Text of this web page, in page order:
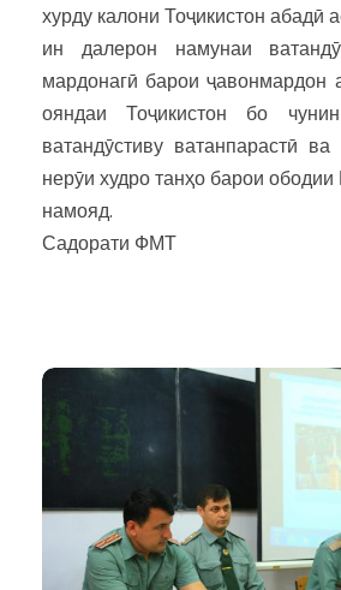
хурду калони Тоҷикистон абадӣ
ин далерон намунаи
мардонагӣ барои ҷавонмардон
ояндаи Тоҷикистон бо
ватандӯстиву ватанпарастӣ
нерӯи худро танҳо барои
намояд.
Садорати ФМТ